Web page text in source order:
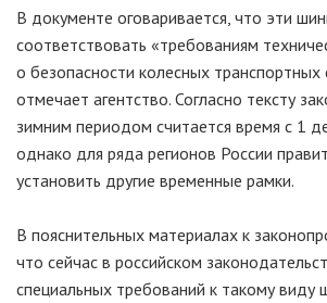
В документе оговаривается, что эти
соответствовать «требованиям
о безопасности колесных транспортных
отмечает агентство. Согласно тексту
зимним периодом считается время с 1
однако для ряда регионов России
установить другие временные рамки.
В пояснительных материалах к
что сейчас в российском
специальных требований к такому виду